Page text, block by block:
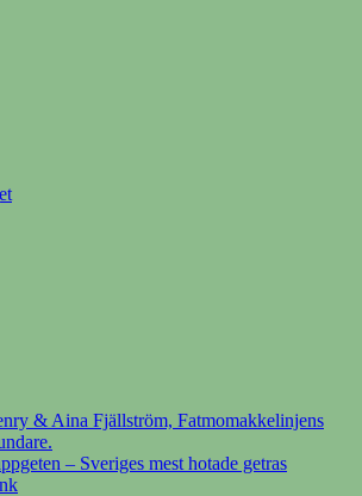
& Aina Fjällström, Fatmomakkelinjens
– Sveriges mest hotade getras